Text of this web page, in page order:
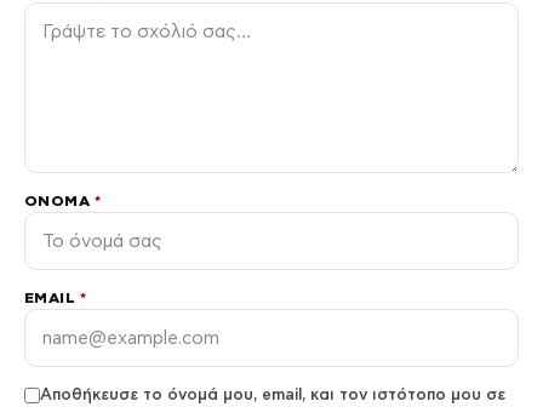
ΌΝΟΜΑ *
EMAIL *
Αποθήκευσε το όνομά μου, email, και τον ιστότοπο μου σε